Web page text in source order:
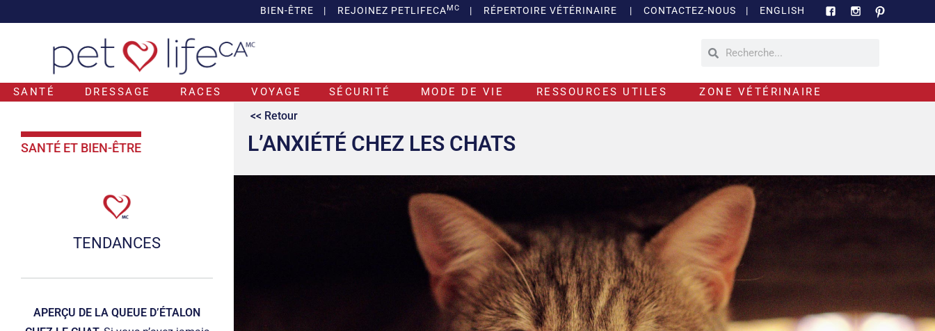
BIEN-ÊTRE | REJOINEZ PETLIFECAMC | RÉPERTOIRE VÉTÉRINAIRE | CONTACTEZ-NOUS | ENGLISH
SANTÉ DRESSAGE RACES VOYAGE SÉCURITÉ MODE DE VIE RESSOURCES UTILES ZONE VÉTÉRINAIRE
SANTÉ ET BIEN-ÊTRE
TENDANCES
APERÇU DE LA QUEUE D’ÉTALON
<< Retour
L’ANXIÉTÉ CHEZ LES CHATS